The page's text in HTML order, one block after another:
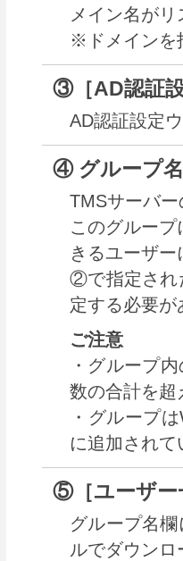
メイン名が
※ドメインを
③［AD認証
AD認証設定
④ グループ名
TMSサーバ
このグルー
きるユーザ
②で指定され
定する必要が
ご注意
・グループ
数の合計を超
・グループ
に追加され
⑤［ユーザー
グループ名
ルでダウン